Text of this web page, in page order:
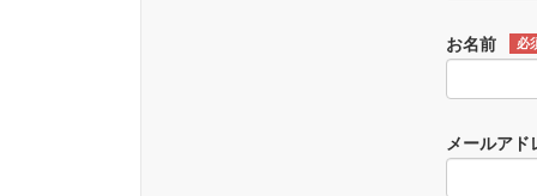
お名前 必
メールアド